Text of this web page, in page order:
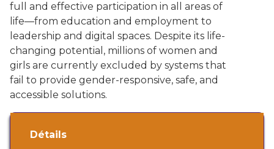
full and effective participation in all areas of
life—from education and employment to
leadership and digital spaces. Despite its life-
changing potential, millions of women and
girls are currently excluded by systems that
fail to provide gender-responsive, safe, and
accessible solutions.
Détails